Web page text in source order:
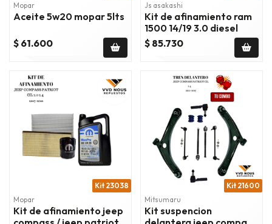
Mopar
Aceite 5w20 mopar 5lts
$ 61.600
Js asakashi
Kit de afinamiento ram
1500 14/19 3.0 diesel
$ 85.730
Kit 23038
Mopar
Kit de afinamiento jeep
Kit 21600
Mitsumaru
Kit suspencion